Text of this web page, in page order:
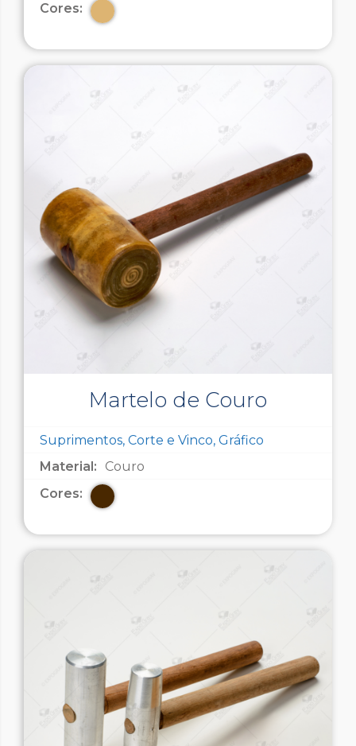
Cores:
Martelo de Couro
Suprimentos, Corte e Vinco, Gráfico
Material:
Couro
Cores: